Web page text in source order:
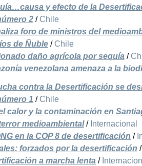
y efecto de la
2 / Chile
foro de ministros del
de Ñuble / Chile
daño agrícola por sequía /
venezolana amenaza a la
contra la Desertificación se
1 / Chile
calor y la contaminación en
medioambiental/ Internacional
en la COP 8 de desertificación /
forzados por la desertificación
a marcha lenta /